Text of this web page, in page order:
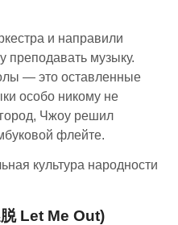
и направили
преподавать музыку.
— это оставленные
особо никому не
Чжоу решил
флейте.
культура народности
Let Me Out)